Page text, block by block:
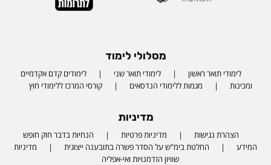
מסלולי לימוד
לימודי תואר ראשון לימודי תואר שני
לימודים קדם אקדמיים
ומכינות
מגמות ללימודי הנדסאים קורסי המרכז ללימודי חוץ
מדיניות
הצהרת נגישות מדיניות פרטיות
הנחיות בדבר חוק חופש
המידע
החלטת בימ"ש על הסדר פשרה בתובענה ייצוגית
מדיניות
שוויון הזדמנויות ואי-אפליה